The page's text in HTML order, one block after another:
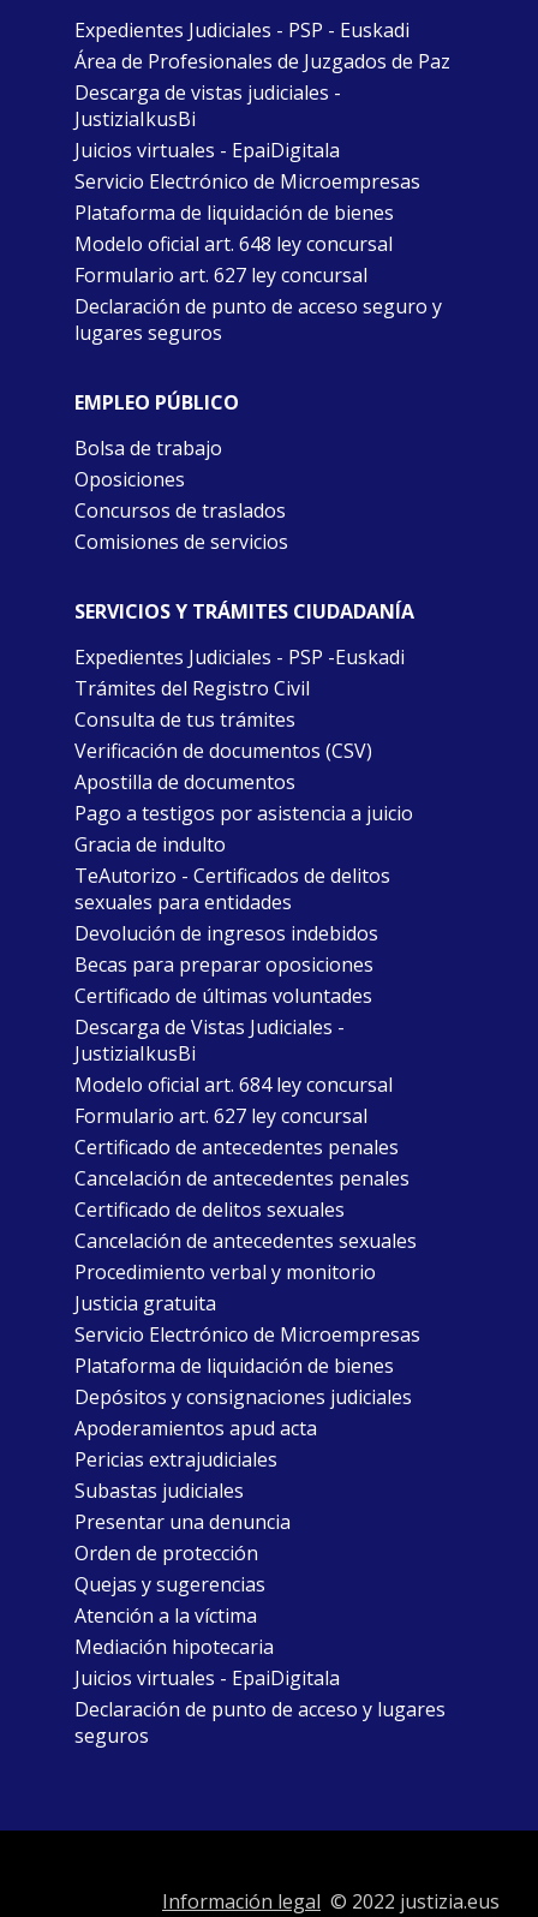
Expedientes Judiciales - PSP - Euskadi
Área de Profesionales de Juzgados de Paz
Descarga de vistas judiciales -
JustiziaIkusBi
Juicios virtuales - EpaiDigitala
Servicio Electrónico de Microempresas
Plataforma de liquidación de bienes
Modelo oficial art. 648 ley concursal
Formulario art. 627 ley concursal
Declaración de punto de acceso seguro y
lugares seguros
EMPLEO PÚBLICO
Bolsa de trabajo
Oposiciones
Concursos de traslados
Comisiones de servicios
SERVICIOS Y TRÁMITES CIUDADANÍA
Expedientes Judiciales - PSP -Euskadi
Trámites del Registro Civil
Consulta de tus trámites
Verificación de documentos (CSV)
Apostilla de documentos
Pago a testigos por asistencia a juicio
Gracia de indulto
TeAutorizo - Certificados de delitos
sexuales para entidades
Devolución de ingresos indebidos
Becas para preparar oposiciones
Certificado de últimas voluntades
Descarga de Vistas Judiciales -
JustiziaIkusBi
Modelo oficial art. 684 ley concursal
Formulario art. 627 ley concursal
Certificado de antecedentes penales
Cancelación de antecedentes penales
Certificado de delitos sexuales
Cancelación de antecedentes sexuales
Procedimiento verbal y monitorio
Justicia gratuita
Servicio Electrónico de Microempresas
Plataforma de liquidación de bienes
Depósitos y consignaciones judiciales
Apoderamientos apud acta
Pericias extrajudiciales
Subastas judiciales
Presentar una denuncia
Orden de protección
Quejas y sugerencias
Atención a la víctima
Mediación hipotecaria
Juicios virtuales - EpaiDigitala
Declaración de punto de acceso y lugares
seguros
Información legal © 2022 justizia.eus